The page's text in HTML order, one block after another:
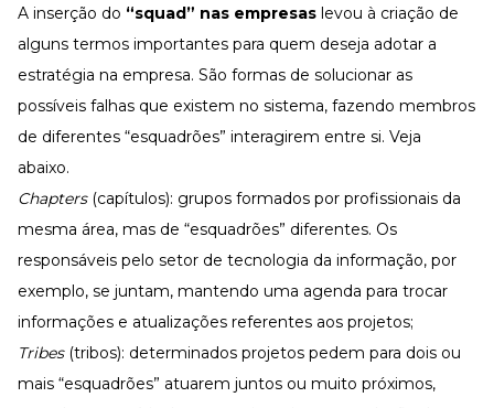
A inserção do “squad” nas empresas levou à criação de
alguns termos importantes para quem deseja adotar a
estratégia na empresa. São formas de solucionar as
possíveis falhas que existem no sistema, fazendo membros
de diferentes “esquadrões” interagirem entre si. Veja
abaixo.
Chapters (capítulos): grupos formados por profissionais da
mesma área, mas de “esquadrões” diferentes. Os
responsáveis pelo setor de tecnologia da informação, por
exemplo, se juntam, mantendo uma agenda para trocar
informações e atualizações referentes aos projetos;
Tribes(tribos): determinados projetos pedem para dois ou
mais “esquadrões” atuarem juntos ou muito próximos,